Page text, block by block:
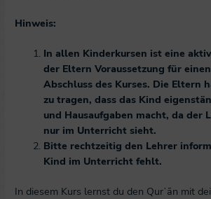
Hinweis:
In allen Kinderkursen ist eine
der Eltern Voraussetzung für
Abschluss des Kurses. Die Eltern
zu tragen, dass das Kind
und Hausaufgaben macht, da der
nur im Unterricht sieht.
Bitte rechtzeitig den Lehrer
Kind im Unterricht fehlt.
In diesem Kurs lernst du den Qurʼān mit